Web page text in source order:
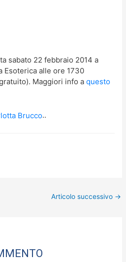
sabato 22 febbraio 2014 a
Esoterica alle ore 1730
Maggiori info aquesto
..
Articolo successivo →